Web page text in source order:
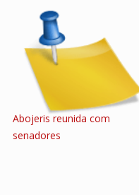
Abojeris reunida com
senadores